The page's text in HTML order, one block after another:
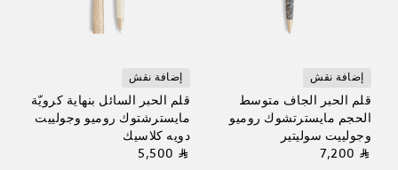
إضافة نقش
قلم الحبر الجاف متوسط
الحجم مايسترتشوك روميو
وجولييت سوليتير
⃁ 7,200
إضافة نقش
قلم الحبر السائل بنهاية كرويّة
مايسترشتوك روميو وجولييت
دويه كلاسيك
⃁ 5,500